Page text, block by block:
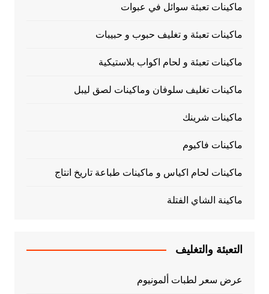
ماكينات تعبئة سوائل في عبوات
ماكينات تعبئة و تغليف حبوب و حبيبات
ماكينات تعبئة و لحام اكواب بلاستيكية
ماكينات تغليف سلوفان وماكينات لصق ليبل
ماكينات شرينك
ماكينات فاكيوم
ماكينات لحام اكياس و ماكينات طباعة تاريخ انتاج
ماكينة الشاي الفتلة
التعبئة والتغليف
عرض سعر لطبات ألمونيوم